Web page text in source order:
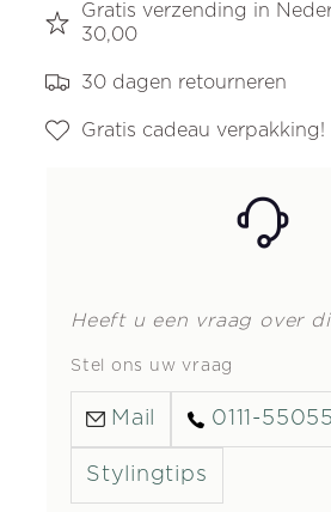
Gratis verzending in
30,00
30 dagen retourneren
Gratis cadeau verpakking!
Heeft u een vraag over
Stel ons uw vraag
Mail 0111-
Stylingtips